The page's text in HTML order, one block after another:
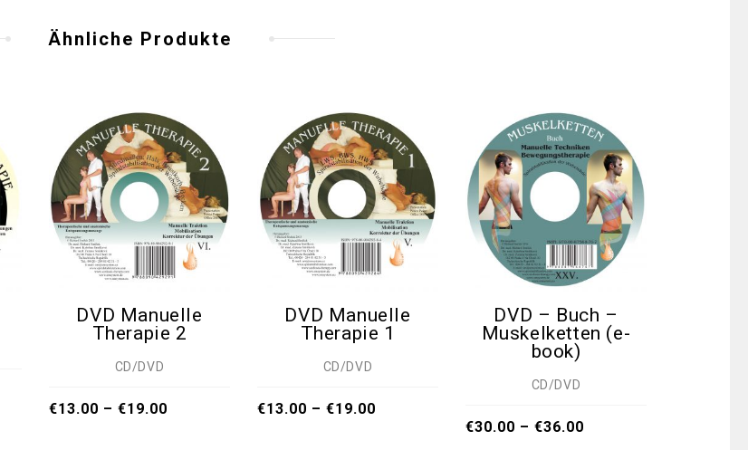
Ähnliche Produkte
DVD Manuelle
Therapie 2
CD/DVD
€13.00 – €19.00
DVD Manuelle
Therapie 1
CD/DVD
€13.00 – €19.00
DVD – Buch –
Muskelketten (e-
book)
CD/DVD
€30.00 – €36.00